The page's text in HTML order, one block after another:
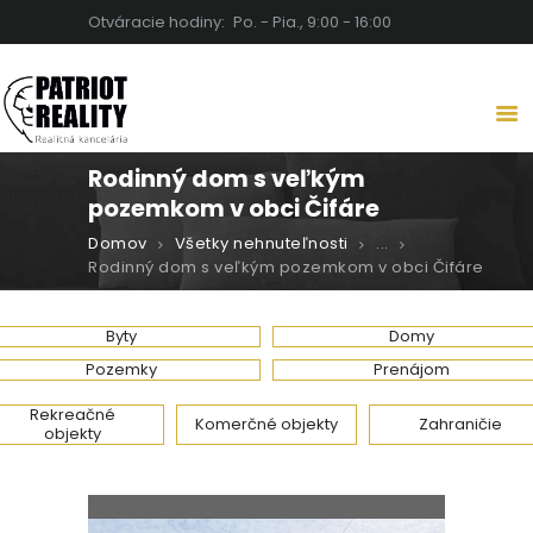
Otváracie hodiny: Po. - Pia., 9:00 - 16:00
Rodinný dom s veľkým
pozemkom v obci Čifáre
Domov Všetky nehnuteľnosti
...
Rodinný dom s veľkým pozemkom v obci Čifáre
Byty
Domy
Pozemky
Prenájom
Rekreačné
objekty
Komerčné objekty Zahraničie
KANCELÁRIA LEVICE
DOMOV
O NÁS
NEHNUTEĽNOSTI
SLUŽBY
BLOG
KARIÉRA
KONTAKT